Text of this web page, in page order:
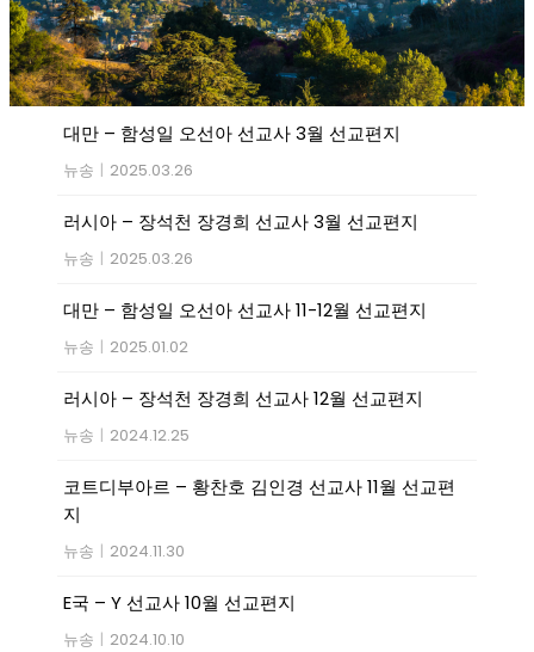
대만 – 함성일 오선아 선교사 3월 선교편지
뉴송 | 2025.03.26
러시아 – 장석천 장경희 선교사 3월 선교편지
뉴송 | 2025.03.26
대만 – 함성일 오선아 선교사 11-12월 선교편지
뉴송 | 2025.01.02
러시아 – 장석천 장경희 선교사 12월 선교편지
뉴송 | 2024.12.25
코트디부아르 – 황찬호 김인경 선교사 11월 선교편
지
뉴송 | 2024.11.30
E국 – Y 선교사 10월 선교편지
뉴송 | 2024.10.10